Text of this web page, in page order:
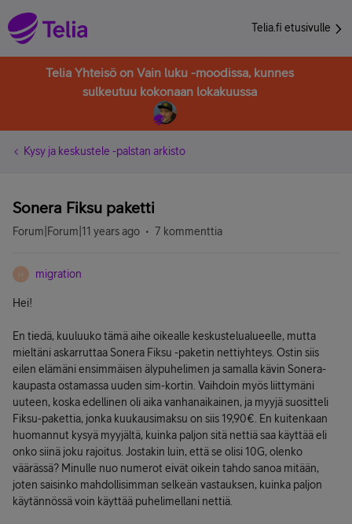
Telia.fi etusivulle
Telia Yhteisö on Vain luku -moodissa, kunnes
sulkeutuu kokonaan lokakuussa
Kysy ja keskustele -palstan arkisto
Sonera Fiksu paketti
Forum|Forum|11 years ago 7 kommenttia
M migration
Hei!
En tiedä, kuuluuko tämä aihe oikealle keskustelualueelle, mutta
mieltäni askarruttaa Sonera Fiksu -paketin nettiyhteys. Ostin siis
eilen elämäni ensimmäisen älypuhelimen ja samalla kävin Sonera-
kaupasta ostamassa uuden sim-kortin. Vaihdoin myös liittymäni
uuteen, koska edellinen oli aika vanhanaikainen, ja myyjä suositteli
Fiksu-pakettia, jonka kuukausimaksu on siis 19,90€. En kuitenkaan
huomannut kysyä myyjältä, kuinka paljon sitä nettiä saa käyttää eli
onko siinä joku rajoitus. Jostakin luin, että se olisi 10G, olenko
väärässä? Minulle nuo numerot eivät oikein tahdo sanoa mitään,
joten saisinko mahdollisimman selkeän vastauksen, kuinka paljon
käytännössä voin käyttää puhelimellani nettiä.